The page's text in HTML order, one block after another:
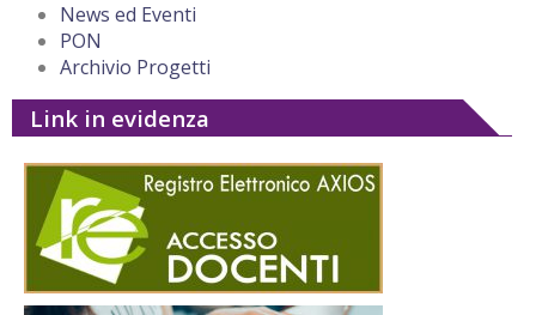
News ed Eventi
PON
Archivio Progetti
Link in evidenza